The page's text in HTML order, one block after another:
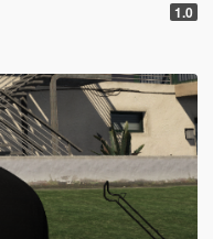
1.0